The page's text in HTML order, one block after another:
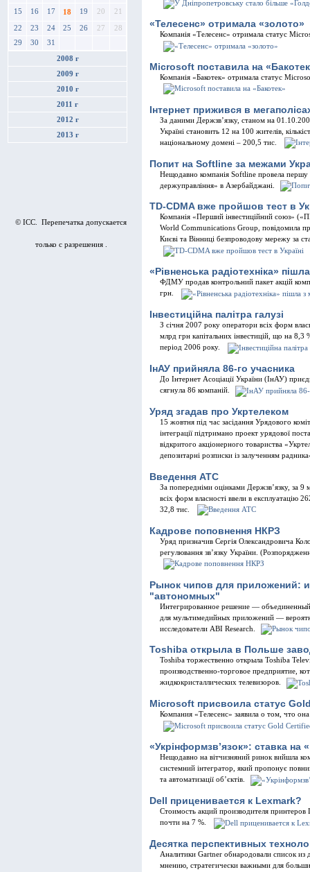
15 16 17 18 19 20 21
22 23 24 25 26 27
28
29
30 31
2008 г
2009 г
2010 г
2011 г
2012 г
2013 г
© ICC. Перепечатка допускается
только с разрешения .
«Телесенс» отримала «золото»
Компанія «Телесенс» отримала статус
Microsoft поставила на
Компанія «Бакотек» отримала статус
Інтернет прижився в
За даними Держзв’язку, станом на
Україні становить 12 на 100 жителів,
національному домені – 200,5 тис.
Попит на Softline за межами
Нещодавно компанія Softline провела
держуправління» в Азербайджані.
TD-CDMA вже пройшов тест в
Компанія «Перший інвестиційний союз»
World Communications Group, повідомила
Києві та Вінниці безпроводову мережу за
«Рівненська радіотехніка»
ФДМУ продав контрольний пакет акцій
грн.
Інвестиційна палітра галузі
З січня 2007 року оператори всіх форм
млрд грн капітальних інвестицій, що на 8,3
період 2006 року.
ІнАУ прийняла 86-го учасника
До Інтернет Асоціації України (ІнАУ)
сягнула 86 компаній.
Уряд згадав про Укртелеком
15 жовтня під час засідання Урядового
інтеграції підтримано проект урядової
відкритого акціонерного товариства
депозитарні розписки із залученням
Введення АТС
За попередніми оцінками Держзв’язку, за 9
всіх форм власності ввели в експлуатацію
32,8 тис.
Кадрове поповнення НКРЗ
Уряд призначив Сергія Олександровича
регулювання зв’язку України.
Рынок чипов для приложений:
"автономных"
Интегрированное решение —
для мультимедийных приложений —
исследователи ABI Research.
Toshiba открыла в Польше
Toshiba торжественно открыла Toshiba
производственно-торговое предприятие,
жидкокристаллических телевизоров.
Microsoft присвоила статус
Компания «Телесенс» заявила о том, что
«Укрінформзв’язок»: ставка на
Нещодавно на вітчизняний ринок вийшла
системний інтегратор, який пропонує
та автоматизації об’єктів.
Dell приценивается к Lexmark?
Стоимость акций производителя
почти на 7 %.
Десятка перспективных
Аналитики Gartner обнародовали список
мнению, стратегически важными для